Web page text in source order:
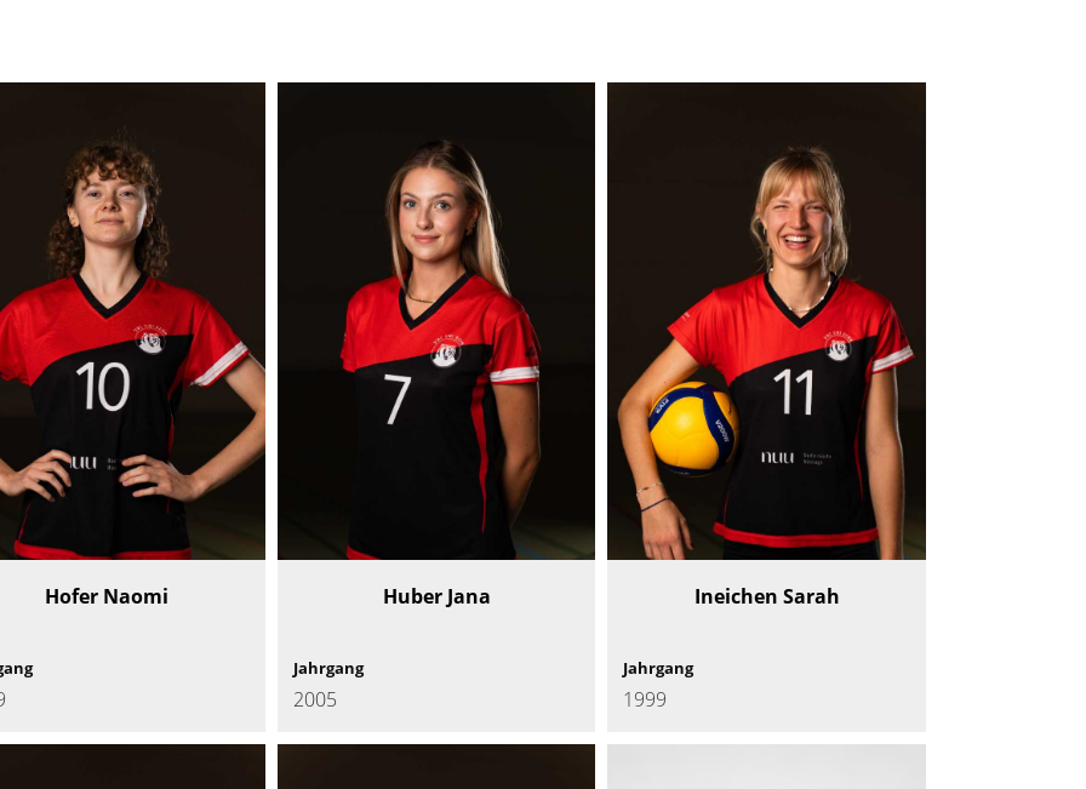
Hofer Naomi Huber Jana
Jahrgang
2005
Ineichen Sarah
Jahrgang
1999